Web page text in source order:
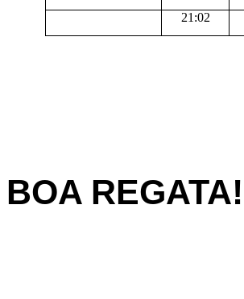
21:02
BOA REGATA!